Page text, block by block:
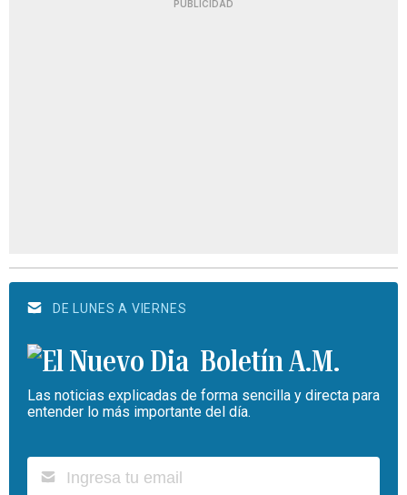
PUBLICIDAD
DE LUNES A VIERNES
Boletín A.M.
Las noticias explicadas de forma sencilla y directa para
entender lo más importante del día.